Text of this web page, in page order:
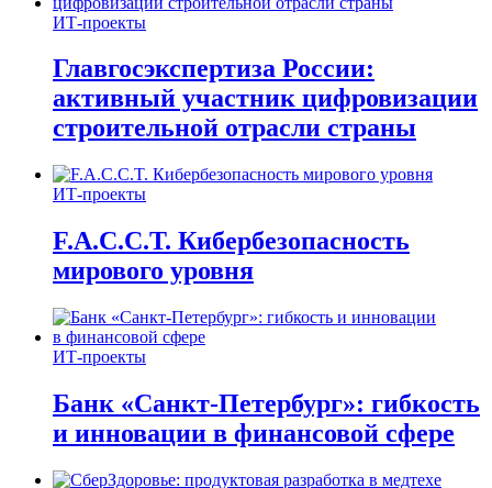
ИТ-проекты
Главгосэкспертиза России:
активный участник цифровизации
строительной отрасли страны
ИТ-проекты
F.A.C.C.T. Кибербезопасность
мирового уровня
ИТ-проекты
Банк «Санкт-Петербург»: гибкость
и инновации в финансовой сфере